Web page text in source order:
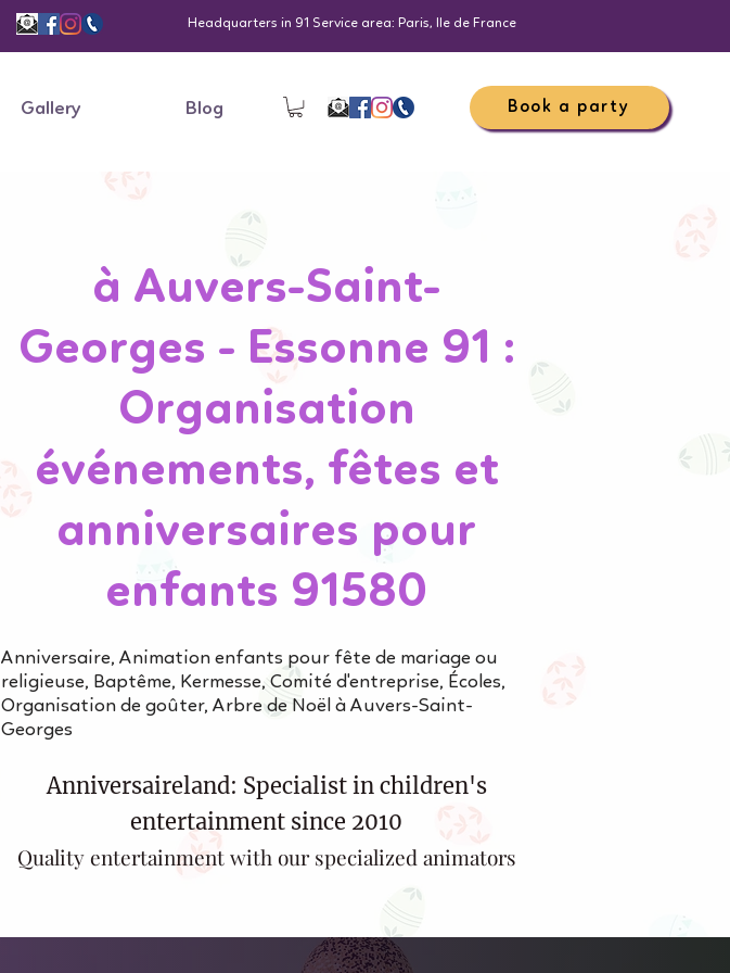
Headquarters in 91 Service area: Paris, Ile de France
Gallery Blog Book a party
à Auvers-Saint-
Georges - Essonne 91 :
Organisation
événements, fêtes et
anniversaires pour
enfants 91580
Anniversaire, Animation enfants pour fête de mariage ou
religieuse, Baptême, Kermesse, Comité d'entreprise, Écoles,
Organisation de goûter, Arbre de Noël à Auvers-Saint-
Georges
Anniversaireland: Specialist in children's
entertainment since 2010
Quality entertainment with our specialized animators